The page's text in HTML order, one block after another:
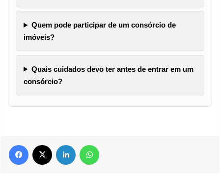
Quem pode participar de um consórcio de
imóveis?
Quais cuidados devo ter antes de entrar em um
consórcio?
Facebook Linkedin